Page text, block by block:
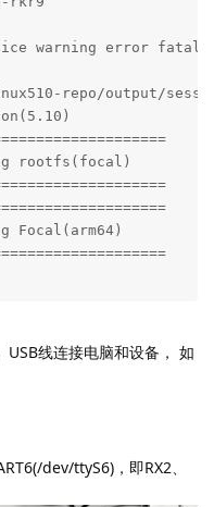
repo/rockdev/amp.img
linux510-repo$ ./
rootfs(focal)
Focal(arm64)